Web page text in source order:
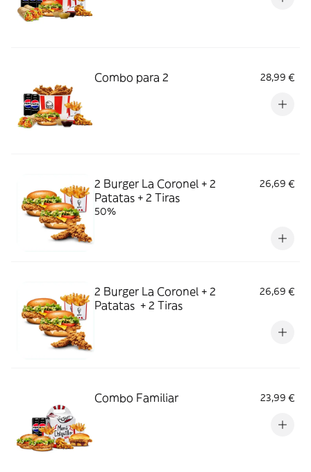
Combo para 2 28,99 €
2 Burger La Coronel + 2
Patatas + 2 Tiras
26,69 €
50%
2 Burger La Coronel + 2
Patatas + 2 Tiras
26,69 €
Combo Familiar 23,99 €